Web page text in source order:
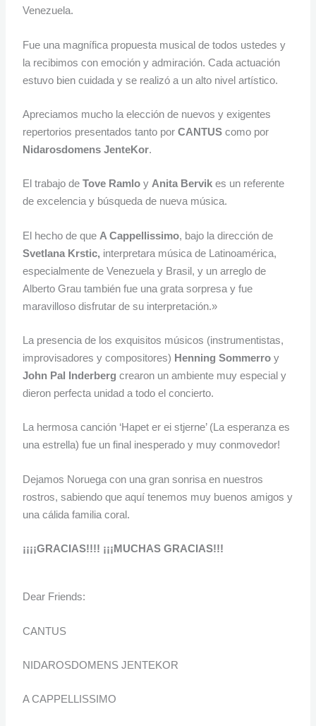
Venezuela.
Fue una magnífica propuesta musical de todos ustedes y
la recibimos con emoción y admiración. Cada actuación
estuvo bien cuidada y se realizó a un alto nivel artístico.
Apreciamos mucho la elección de nuevos y exigentes
repertorios presentados tanto porCANTUS como por
Nidarosdomens JenteKor.
El trabajo deTove Ramlo yAnita Bervik es un referente
de excelencia y búsqueda de nueva música.
El hecho de que A Cappellissimo, bajo la dirección de
Svetlana Krstic, interpretara música de Latinoamérica,
especialmente de Venezuela y Brasil, y un arreglo de
Alberto Grau también fue una grata sorpresa y fue
maravilloso disfrutar de su interpretación.»
La presencia de los exquisitos músicos (instrumentistas,
improvisadores y compositores) Henning Sommerro y
John Pal Inderberg crearon un ambiente muy especial y
dieron perfecta unidad a todo el concierto.
La hermosa canción ‘Hapet er ei stjerne’ (La esperanza es
una estrella) fue un final inesperado y muy conmovedor!
Dejamos Noruega con una gran sonrisa en nuestros
rostros, sabiendo que aquí tenemos muy buenos amigos y
una cálida familia coral.
¡¡¡¡GRACIAS!!!! ¡¡¡MUCHAS GRACIAS!!!
Dear Friends:
CANTUS
NIDAROSDOMENS JENTEKOR
A CAPPELLISSIMO